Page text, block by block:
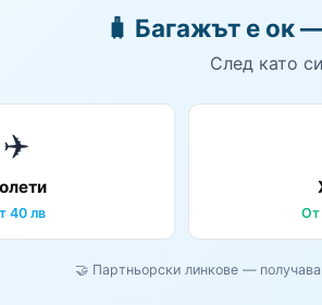
🧳 Багажът е ок
След като
✈️
40 лв От
🤝 Партньорски линкове —